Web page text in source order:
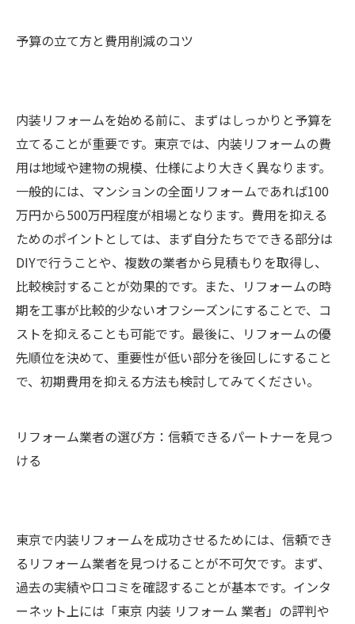
予算の立て方と費用削減のコツ
内装リフォームを始める前に、まずはしっかりと予算を
立てることが重要です。東京では、内装リフォームの費
用は地域や建物の規模、仕様により大きく異なります。
一般的には、マンションの全面リフォームであれば100
万円から500万円程度が相場となります。費用を抑える
ためのポイントとしては、まず自分たちでできる部分は
DIYで行うことや、複数の業者から見積もりを取得し、
比較検討することが効果的です。また、リフォームの時
期を工事が比較的少ないオフシーズンにすることで、コ
ストを抑えることも可能です。最後に、リフォームの優
先順位を決めて、重要性が低い部分を後回しにすること
で、初期費用を抑える方法も検討してみてください。
リフォーム業者の選び方：信頼できるパートナーを見つ
ける
東京で内装リフォームを成功させるためには、信頼でき
るリフォーム業者を見つけることが不可欠です。まず、
過去の実績や口コミを確認することが基本です。インタ
ーネット上には「東京 内装 リフォーム 業者」の評判や